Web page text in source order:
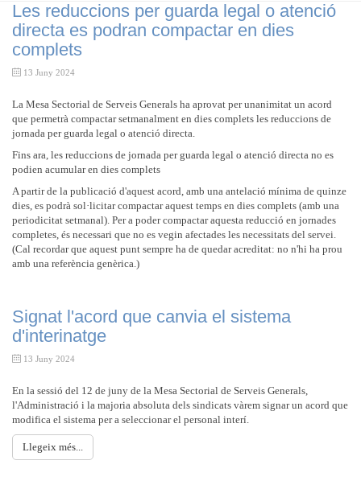
Les reduccions per guarda legal o atenció
directa es podran compactar en dies
complets
13 Juny 2024
La Mesa Sectorial de Serveis Generals ha aprovat per unanimitat un acord
que permetrà compactar setmanalment en dies complets les reduccions de
jornada per guarda legal o atenció directa.
Fins ara, les reduccions de jornada per guarda legal o atenció directa no es
podien acumular en dies complets
A partir de la publicació d'aquest acord, amb una antelació mínima de quinze
dies, es podrà sol·licitar compactar aquest temps en dies complets (amb una
periodicitat setmanal). Per a poder compactar aquesta reducció en jornades
completes, és necessari que no es vegin afectades les necessitats del servei.
(Cal recordar que aquest punt sempre ha de quedar acreditat: no n'hi ha prou
amb una referència genèrica.)
Signat l'acord que canvia el sistema
d'interinatge
13 Juny 2024
En la sessió del 12 de juny de la Mesa Sectorial de Serveis Generals,
l'Administració i la majoria absoluta dels sindicats vàrem signar un acord que
modifica el sistema per a seleccionar el personal interí.
Llegeix més...